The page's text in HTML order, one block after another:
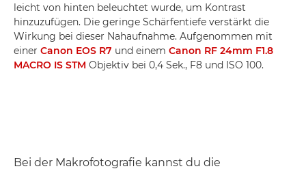
leicht von hinten beleuchtet wurde, um Kontrast
hinzuzufügen. Die geringe Schärfentiefe verstärkt die
Wirkung bei dieser Nahaufnahme. Aufgenommen mit
einer Canon EOS R7 und einem Canon RF 24mm F1.8
MACRO IS STM Objektiv bei 0,4 Sek., F8 und ISO 100.
Bei der Makrofotografie kannst du die